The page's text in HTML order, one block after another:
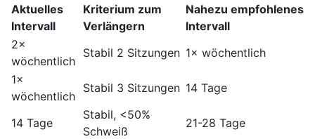
Aktuelles⁤
Intervall
Kriterium zum
Verlängern
Nahezu empfohlenes⁣
Intervall
2×⁣
wöchentlich
Stabil ‌2 Sitzungen 1× wöchentlich
1×
wöchentlich
Stabil ‌3 Sitzungen 14 Tage
14 Tage
Stabil,⁢ <50%
Schweiß
21-28 Tage